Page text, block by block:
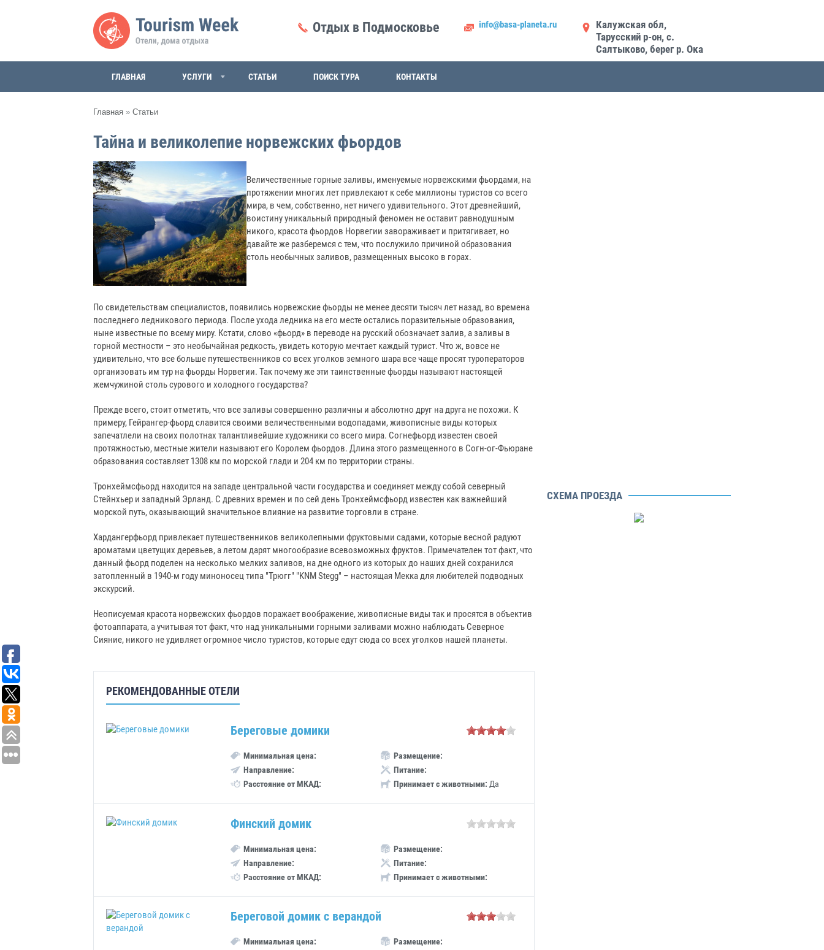
Отдых в Подмосковье info@basa-planeta.ru
Калужская обл,
Тарусский р-он, с.
Салтыково, берег р. Ока
ГЛАВНАЯ УСЛУГИ СТАТЬИ ПОИСК ТУРА КОНТАКТЫ
Главная » Статьи
Тайна и великолепие норвежских фьордов
Величественные горные заливы, именуемые норвежскими фьордами, на
протяжении многих лет привлекают к себе миллионы туристов со всего
мира, в чем, собственно, нет ничего удивительного. Этот древнейший,
воистину уникальный природный феномен не оставит равнодушным
никого, красота фьордов Норвегии завораживает и притягивает, но
давайте же разберемся с тем, что послужило причиной образования
столь необычных заливов, размещенных высоко в горах.
По свидетельствам специалистов, появились норвежские фьорды не менее десяти тысяч лет назад, во времена
последнего ледникового периода. После ухода ледника на его месте остались поразительные образования,
ныне известные по всему миру. Кстати, слово «фьорд» в переводе на русский обозначает залив, а заливы в
горной местности – это необычайная редкость, увидеть которую мечтает каждый турист. Что ж, вовсе не
удивительно, что все больше путешественников со всех уголков земного шара все чаще просят туроператоров
организовать им тур на фьорды Норвегии. Так почему же эти таинственные фьорды называют настоящей
жемчужиной столь сурового и холодного государства?
Прежде всего, стоит отметить, что все заливы совершенно различны и абсолютно друг на друга не похожи. К
примеру, Гейрангер-фьорд славится своими величественными водопадами, живописные виды которых
запечатлели на своих полотнах талантливейшие художники со всего мира. Согнефьорд известен своей
протяжностью, местные жители называют его Королем фьордов. Длина этого размещенного в Согн-ог-Фьюране
образования составляет 1308 км по морской глади и 204 км по территории страны.
Тронхеймсфьорд находится на западе центральной части государства и соединяет между собой северный
Стейнхьер и западный Эрланд. С древних времен и по сей день Тронхеймсфьорд известен как важнейший
морской путь, оказывающий значительное влияние на развитие торговли в стране.
Хардангерфьорд привлекает путешественников великолепными фруктовыми садами, которые весной радуют
ароматами цветущих деревьев, а летом дарят многообразие всевозможных фруктов. Примечателен тот факт, что
данный фьорд поделен на несколько мелких заливов, на дне одного из которых до наших дней сохранился
затопленный в 1940-м году миноносец типа "Трюгг" "KNM Stegg" – настоящая Мекка для любителей подводных
экскурсий.
Неописуемая красота норвежских фьордов поражает воображение, живописные виды так и просятся в объектив
фотоаппарата, а учитывая тот факт, что над уникальными горными заливами можно наблюдать Северное
Сияние, никого не удивляет огромное число туристов, которые едут сюда со всех уголков нашей планеты.
РЕКОМЕНДОВАННЫЕ ОТЕЛИ
Береговые домики
Минимальная цена:
Направление:
Расстояние от МКАД:
Размещение:
Питание:
Принимает с животными: Да
Финский домик
Минимальная цена:
Направление:
Расстояние от МКАД:
Размещение:
Питание:
Принимает с животными:
Береговой домик с верандой
Минимальная цена:
Размещение:
СХЕМА ПРОЕЗДА